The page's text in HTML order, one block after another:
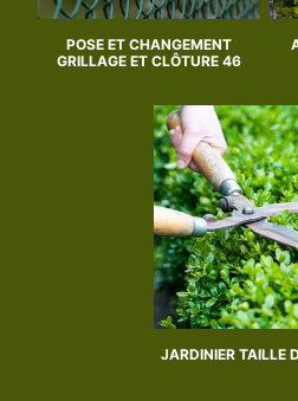
POSE ET CHANGEMENT
GRILLAGE ET CLÔTURE 46
JARDINIER TAILLE